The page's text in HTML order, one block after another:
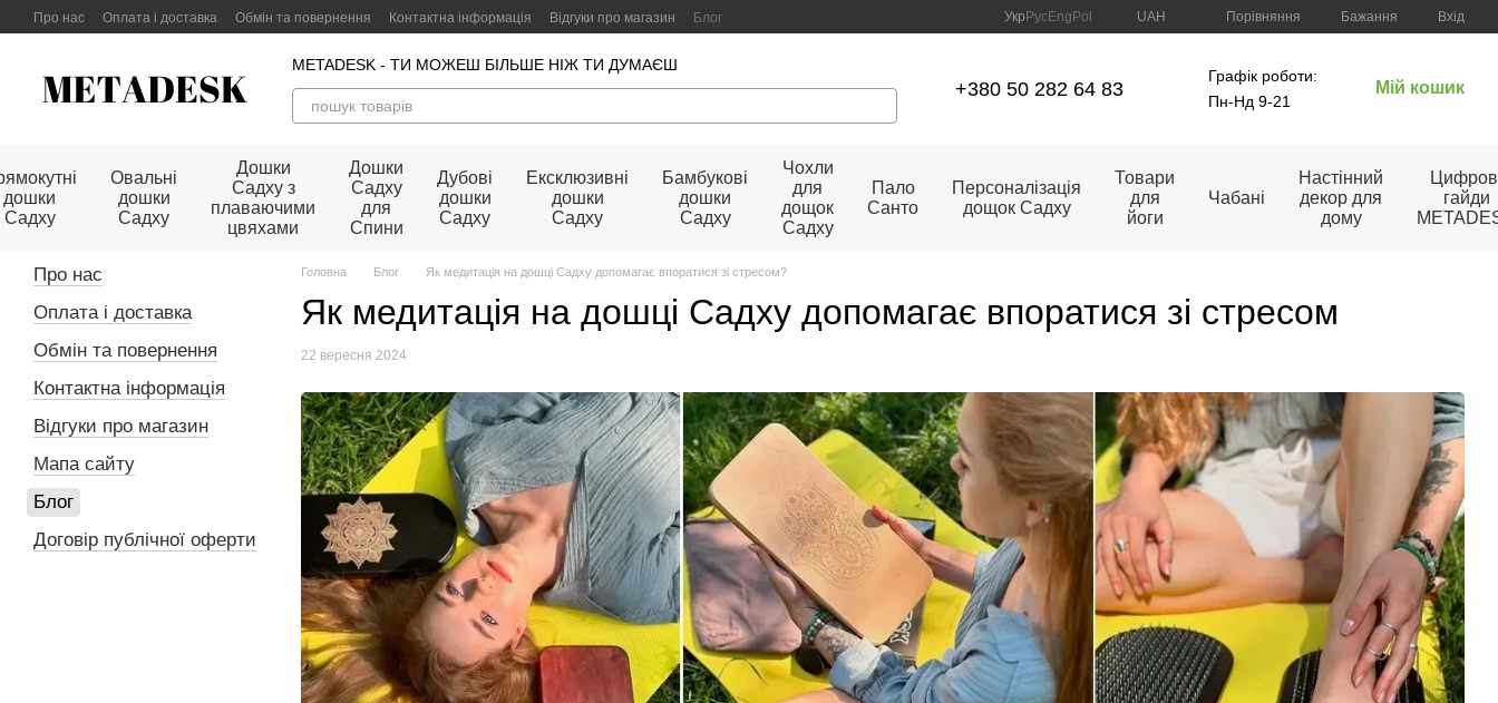
Перейти до основного контенту
Про нас Оплата і доставка Обмін та повернення Контактна інформація Відгуки про магазин
Блог
Укр РусEng Pol UAH Порівняння Бажання Вхід
METADESK - ТИ МОЖЕШ БІЛЬШЕ НІЖ ТИ ДУМАЄШ
+380 50 282 64 83
Графік роботи:
Пн-Нд 9-21
Мій кошик
дошки
Садху
Овальні
дошки
Садху
Дошки
Садху з
плаваючими
цвяхами
Дошки
Садху
для
Спини
Дубові
дошки
Садху
Ексклюзивні
дошки
Садху
Бамбукові
дошки
Садху
Чохли
для
дощок
Садху
Пало
Санто
Персоналізація
дощок Садху
Товари
для
йоги
Чабані
Настінний
декор для
дому
гайди
Головна Блог Як медитація на дошці Садху допомагає впоратися зі стресом?
Як медитація на дошці Садху допомагає впоратися зі стресом
22 вересня 2024
Про нас
Оплата і доставка
Обмін та повернення
Контактна інформація
Відгуки про магазин
Мапа сайту
Блог
Договір публічної оферти